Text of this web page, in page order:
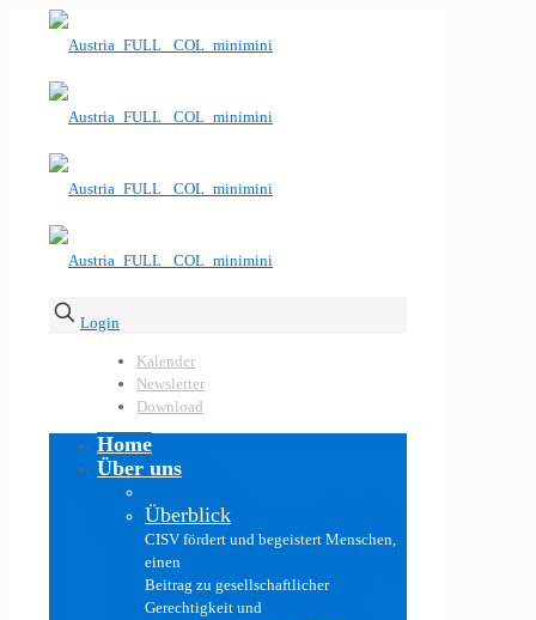
Login
Kalender
Newsletter
Download
Home
Über uns
Überblick
CISV fördert und begeistert Menschen,
einen
Beitrag zu gesellschaftlicher
Gerechtigkeit und